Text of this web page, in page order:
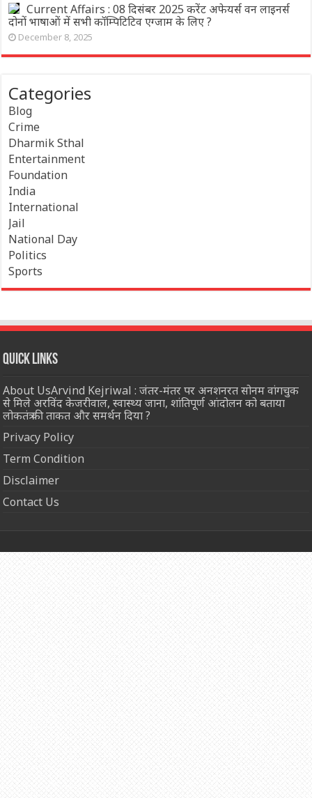
Current Affairs : 08 दिसंबर 2025 करेंट अफेयर्स वन लाइनर्स
दोनों भाषाओं में सभी कॉम्पिटिटिव एग्जाम के लिए ?
December 8, 2025
Categories
Blog
Crime
Dharmik Sthal
Entertainment
Foundation
India
International
Jail
National Day
Politics
Sports
Quick Links
About UsArvind Kejriwal : जंतर-मंतर पर अनशनरत सोनम वांगचुक
से मिले अरविंद केजरीवाल, स्वास्थ्य जाना, शांतिपूर्ण आंदोलन को बताया
लोकतंत्र की ताकत और समर्थन दिया ?
Privacy Policy
Term Condition
Disclaimer
Contact Us